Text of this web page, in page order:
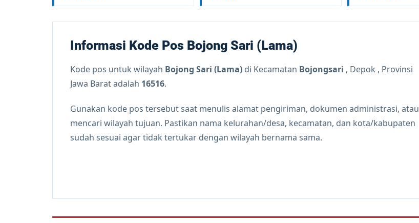
Informasi Kode Pos Bojong Sari (Lama)
Kode pos untuk wilayah Bojong Sari (Lama) di Kecamatan Bojongsari , Depok , Provinsi
Jawa Barat adalah 16516.
Gunakan kode pos tersebut saat menulis alamat pengiriman, dokumen administrasi, atau
mencari wilayah tujuan. Pastikan nama kelurahan/desa, kecamatan, dan kota/kabupaten
sudah sesuai agar tidak tertukar dengan wilayah bernama sama.